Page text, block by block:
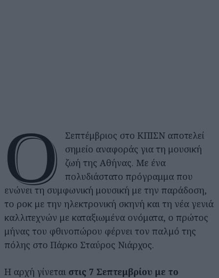
Ο
Σεπτέμβριος στο ΚΠΙΣΝ αποτελεί
σημείο αναφοράς για τη μουσική
ζωή της Αθήνας. Με ένα
πολυδιάστατο πρόγραμμα που
ενώνει τη συμφωνική μουσική με την παράδοση,
το ροκ με την ηλεκτρονική σκηνή και τη νέα γενιά
καλλιτεχνών με καταξιωμένα ονόματα, ο πρώτος
μήνας του φθινοπώρου φέρνει τον παλμό της
πόλης στο Πάρκο Σταύρος Νιάρχος.
Η αρχή γίνεται στις 7 Σεπτεμβρίου με το